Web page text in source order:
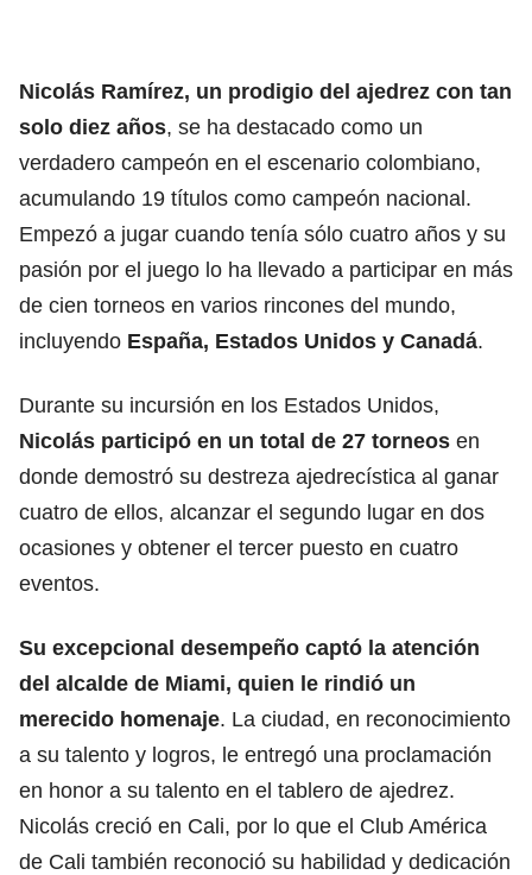
Nicolás Ramírez, un prodigio del ajedrez con tan
solo diez años, se ha destacado como un
verdadero campeón en el escenario colombiano,
acumulando 19 títulos como campeón nacional.
Empezó a jugar cuando tenía sólo cuatro años y su
pasión por el juego lo ha llevado a participar en más
de cien torneos en varios rincones del mundo,
incluyendo España, Estados Unidos y Canadá.
Durante su incursión en los Estados Unidos,
Nicolás participó en un total de 27 torneos en
donde demostró su destreza ajedrecística al ganar
cuatro de ellos, alcanzar el segundo lugar en dos
ocasiones y obtener el tercer puesto en cuatro
eventos.
Su excepcional desempeño captó la atención
del alcalde de Miami, quien le rindió un
merecido homenaje. La ciudad, en reconocimiento
a su talento y logros, le entregó una proclamación
en honor a su talento en el tablero de ajedrez.
Nicolás creció en Cali, por lo que el Club América
de Cali también reconoció su habilidad y dedicación